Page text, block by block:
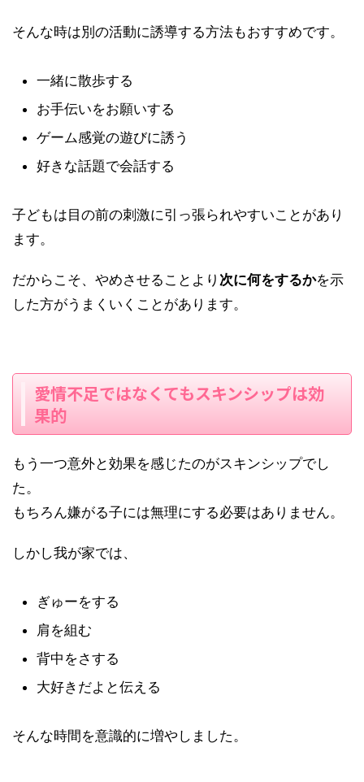
そんな時は別の活動に誘導する方法もおすすめです。
一緒に散歩する
お手伝いをお願いする
ゲーム感覚の遊びに誘う
好きな話題で会話する
子どもは目の前の刺激に引っ張られやすいことがあり
ます。
だからこそ、やめさせることより 次に何をするかを示
した方がうまくいくことがあります。
愛情不足ではなくてもスキンシップは効
果的
もう一つ意外と効果を感じたのがスキンシップでし
た。
もちろん嫌がる子には無理にする必要はありません。
しかし我が家では、
ぎゅーをする
肩を組む
背中をさする
大好きだよと伝える
そんな時間を意識的に増やしました。